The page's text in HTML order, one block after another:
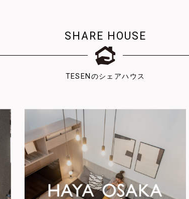
SHARE HOUSE
TESENのシェアハウス